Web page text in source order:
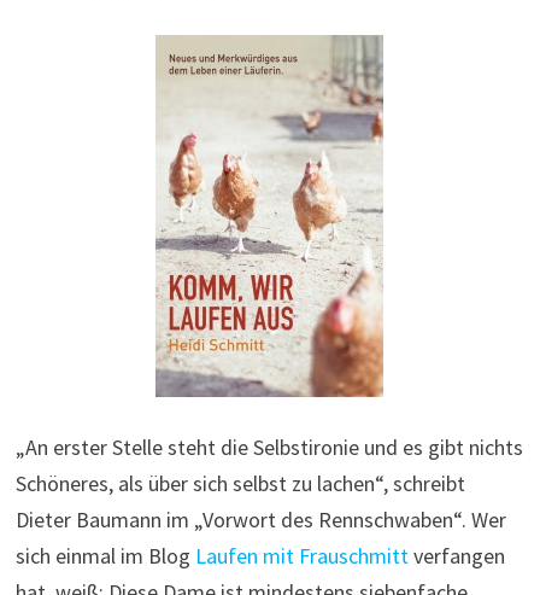
„An erster Stelle steht die Selbstironie und es gibt nichts
Schöneres, als über sich selbst zu lachen“, schreibt
Dieter Baumann im „Vorwort des Rennschwaben“. Wer
sich einmal im Blog Laufen mit Frauschmittverfangen